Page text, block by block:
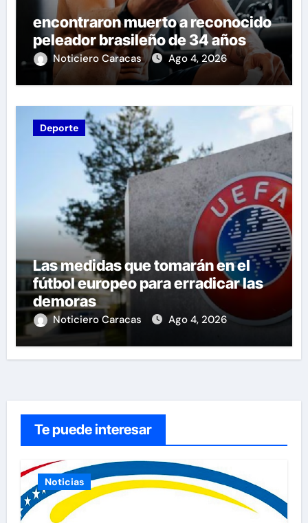
encontraron muerto a reconocido
peleador brasileño de 34 años
Noticiero Caracas Ago 4, 2026
Deporte
Las medidas que tomarán en el
fútbol europeo para erradicar las
demoras
Noticiero Caracas Ago 4, 2026
Te puede interesar
Noticias